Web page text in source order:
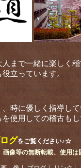
まで一緒に楽しく
立っています。
時に優しく指導し
使用しての稽古もし
グをご覧ください♪☆
像等の無断転載、使用